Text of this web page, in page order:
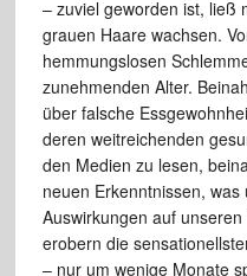
– zuviel geworden ist, ließ
grauen Haare wachsen.
hemmungslosen
zunehmenden Alter.
über falsche
deren weitreichenden
den Medien zu lesen,
neuen Erkenntnissen,
Auswirkungen auf
erobern die
– nur um wenige Monate